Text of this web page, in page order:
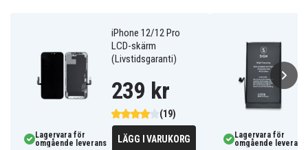
iPhone 12/12 Pro
LCD-skärm
(Livstidsgaranti)
(19)
239 kr
Lagervara för
omgående leverans
LÄGG I VARUKORG
Lagervara för
omgående leverans